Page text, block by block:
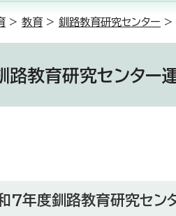
> 教育 > 釧路教育研究センター >
路教育研究センター
7年度釧路教育研究セン